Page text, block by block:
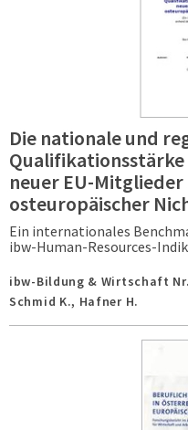
Die nationale und
neuer EU-Mitglieder
osteuropäischer
Ein internationales
ibw-Human-Resources-
ibw-Bildung & Wirtschaft
Schmid K., Hafner H.